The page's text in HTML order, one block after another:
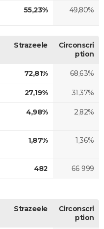
55,23% 49,80%
Strazeele
Circonscri
ption
72,81% 68,63%
27,19% 31,37%
4,98% 2,82%
1,87% 1,36%
482 66 999
Strazeele
Circonscri
ption